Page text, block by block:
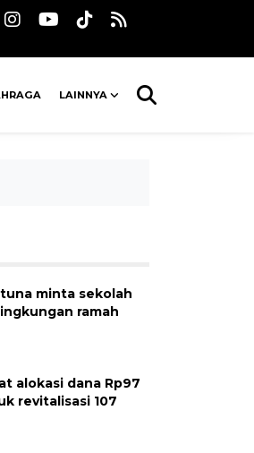
LAINNYA
minta sekolah
ramah
alokasi dana Rp97
revitalisasi 107